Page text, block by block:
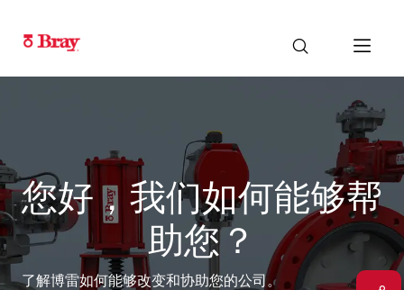
您好，我们如何能够帮
助您？
了解博雷如何能够改变和协助您的公司。